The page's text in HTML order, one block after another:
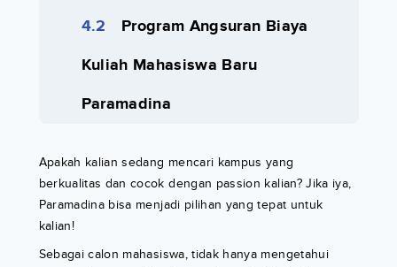
Program Angsuran Biaya
Kuliah Mahasiswa Baru
Paramadina
Apakah kalian sedang mencari kampus yang
berkualitas dan cocok dengan passion kalian? Jika iya,
Paramadina bisa menjadi pilihan yang tepat untuk
kalian!
Sebagai calon mahasiswa, tidak hanya mengetahui